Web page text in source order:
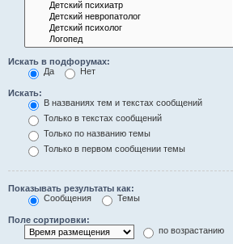
Искать в подфорумах:
Да
Нет
Искать:
В названиях тем и текстах сообщений
Только в текстах сообщений
Только по названию темы
Только в первом сообщении темы
Показывать результаты как:
Сообщения
Темы
Поле сортировки:
по возрастанию